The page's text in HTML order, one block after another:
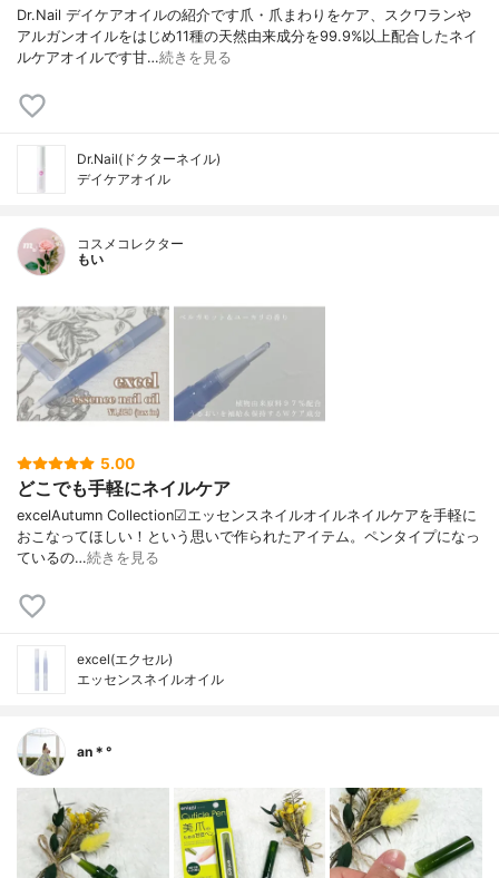
Dr.Nail デイケアオイルの紹介です爪・爪まわりをケア、スクワランや
アルガンオイルをはじめ11種の天然由来成分を99.9%以上配合したネイ
ルケアオイルです甘…続きを見る
Dr.Nail(ドクターネイル)
デイケアオイル
コスメコレクター
もい
5.00
どこでも手軽にネイルケア
excelAutumn Collection☑︎エッセンスネイルオイルネイルケアを手軽に
おこなってほしい！という思いで作られたアイテム。ペンタイプになっ
ているの…続きを見る
excel(エクセル)
エッセンスネイルオイル
an＊°